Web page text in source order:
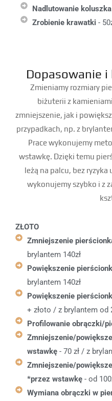
Nadlutowanie koluszka
Zrobienie krawatki -
Dopasowanie
Zmieniamy rozmiary
biżuterii z
zmniejszenie, jak i
przypadkach, np. z
Prace wykonujemy
wstawkę. Dzięki temu
leżą na palcu, bez
wykonujemy szybko i z
ZŁOTO
Zmniejszenie
brylantem 140zł
Powiększenie
brylantem 140zł
Powiększenie
+ złoto / z brylantem od
Profilowanie obrączki/
Zmniejszenie/
wstawkę - 70 zł / z
Zmniejszenie/
*przez wstawkę - od
Wymiana obrączki w